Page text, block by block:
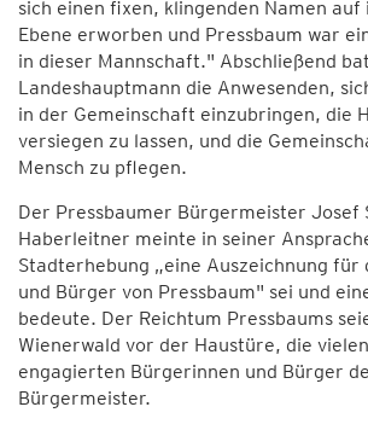
sich einen fixen, klingenden Namen
Ebene erworben und Pressbaum war
in dieser Mannschaft." Abschließend
Landeshauptmann die Anwesenden,
in der Gemeinschaft einzubringen, die
versiegen zu lassen, und die
Mensch zu pflegen.
Der Pressbaumer Bürgermeister Josef
Haberleitner meinte in seiner
Stadterhebung „eine Auszeichnung für
und Bürger von Pressbaum" sei und
bedeute. Der Reichtum Pressbaums
Wienerwald vor der Haustüre, die
engagierten Bürgerinnen und Bürger
Bürgermeister.